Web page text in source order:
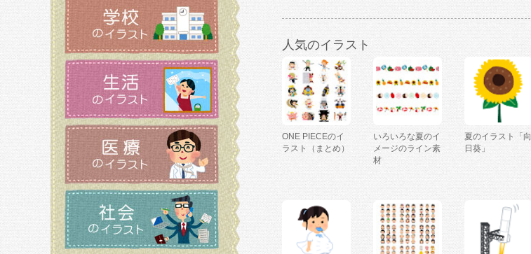
人気のイラスト
ONE PIECEのイ
ラスト（まとめ）
いろいろな夏のイ
メージのライン素
材
夏のイラスト「向
日葵」